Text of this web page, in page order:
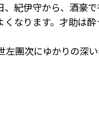
紀伊守から、酒豪
なります。才助は
團次にゆかりの深い